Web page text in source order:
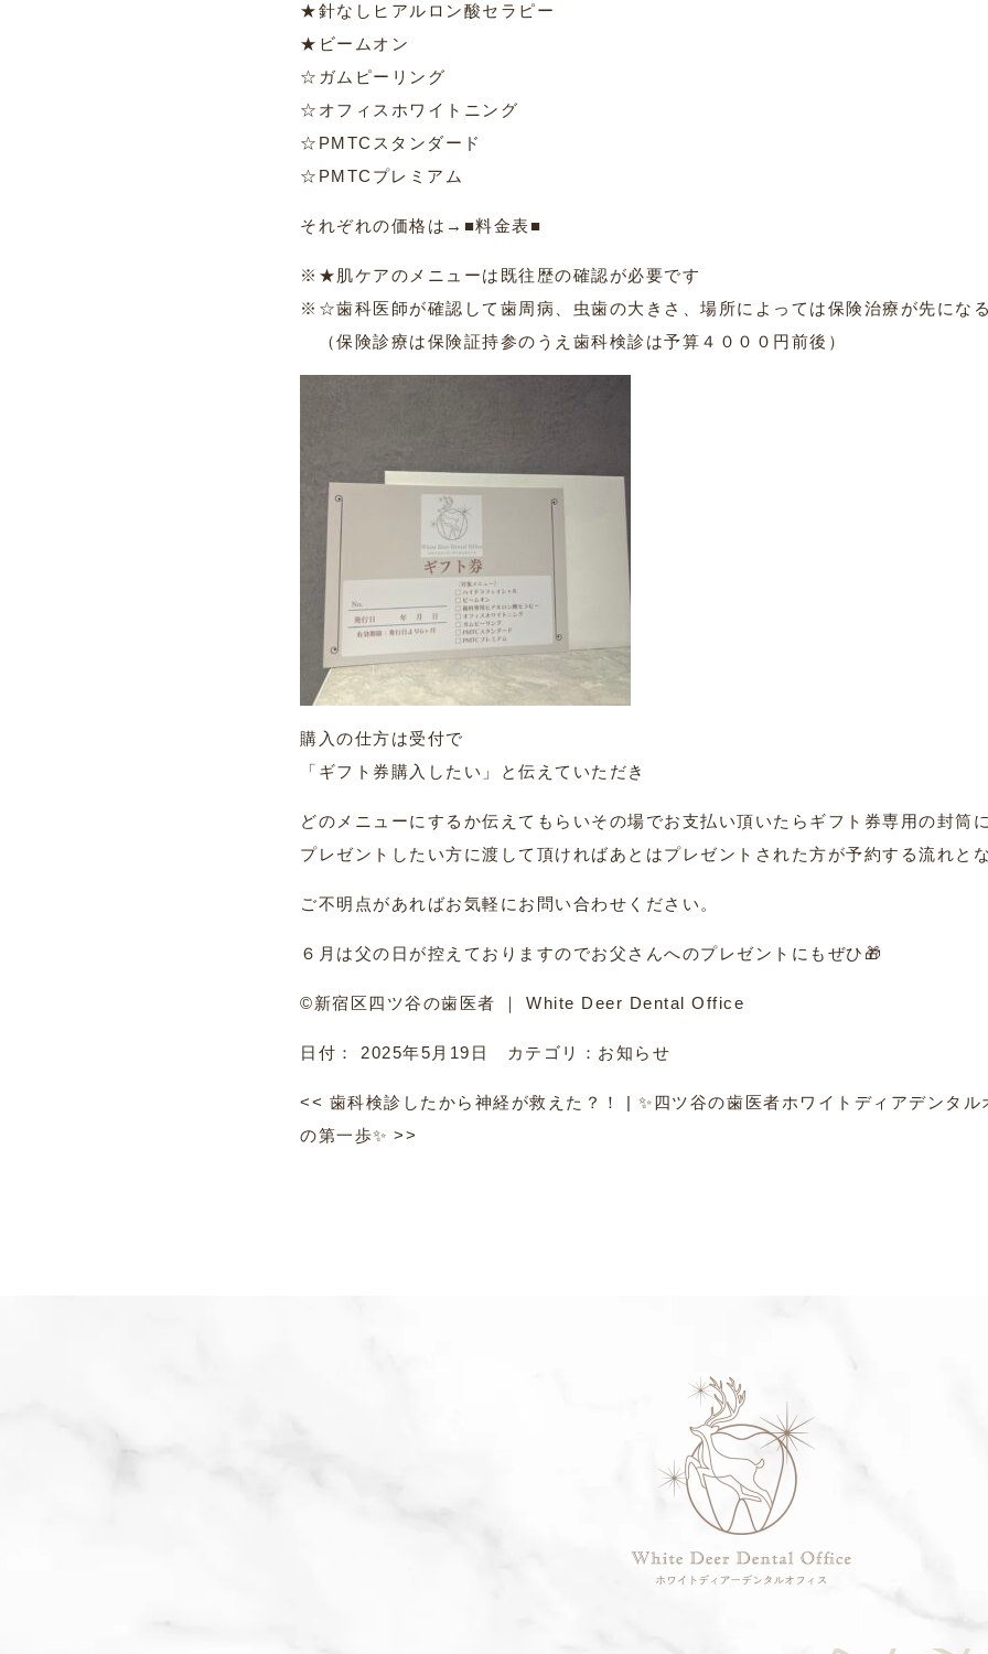
★針なしヒアルロン酸セラピー
★ビームオン
☆ガムピーリング
☆オフィスホワイトニング
☆PMTCスタンダード
☆PMTCプレミアム
それぞれの価格は→ ■料金表■
※★肌ケアのメニューは既往歴の確認が必要です
※☆歯科医師が確認して歯周病、虫歯の大きさ、場所によっては保険治療が先になる
（保険診療は保険証持参のうえ歯科検診は予算４０００円前後）
購入の仕方は受付で
「ギフト券購入したい」と伝えていただき
どのメニューにするか伝えてもらいその場でお支払い頂いたらギフト券専用の封筒
プレゼントしたい方に渡して頂ければあとはプレゼントされた方が予約する流れとな
ご不明点があればお気軽にお問い合わせください。
６月は父の日が控えておりますのでお父さんへのプレゼントにもぜひ🎁
©︎新宿区四ツ谷の歯医者 ｜ White Deer Dental Office
日付： 2025年5月19日 カテゴリ： お知らせ
<< 歯科検診したから神経が救えた？！ |✨四ツ谷の歯医者ホワイトディアデンタ
の第一歩✨ >>